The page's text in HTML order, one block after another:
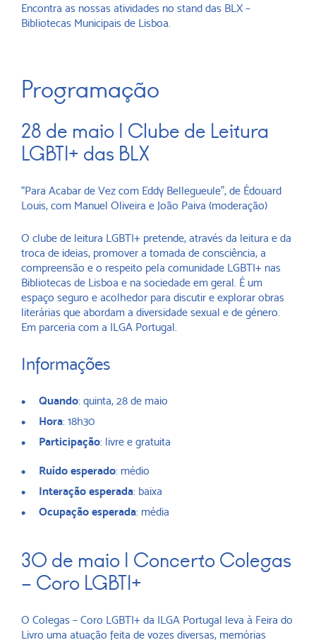
Encontra as nossas atividades no stand das BLX –
Bibliotecas Municipais de Lisboa.
Programação
28 de maio | Clube de Leitura
LGBTI+ das BLX
“Para Acabar de Vez com Eddy Bellegueule”, de Édouard
Louis, com Manuel Oliveira e João Paiva (moderação)
O clube de leitura LGBTI+ pretende, através da leitura e da
troca de ideias, promover a tomada de consciência, a
compreensão e o respeito pela comunidade LGBTI+ nas
Bibliotecas de Lisboa e na sociedade em geral. É um
espaço seguro e acolhedor para discutir e explorar obras
literárias que abordam a diversidade sexual e de género.
Em parceria com a ILGA Portugal.
Informações
Quando: quinta, 28 de maio
Hora: 18h30
Participação: livre e gratuita
Ruído esperado: médio
Interação esperada: baixa
Ocupação esperada: média
30 de maio | Concerto Colegas
– Coro LGBTI+
O Colegas – Coro LGBTI+ da ILGA Portugal leva à Feira do
Livro uma atuação feita de vozes diversas, memórias